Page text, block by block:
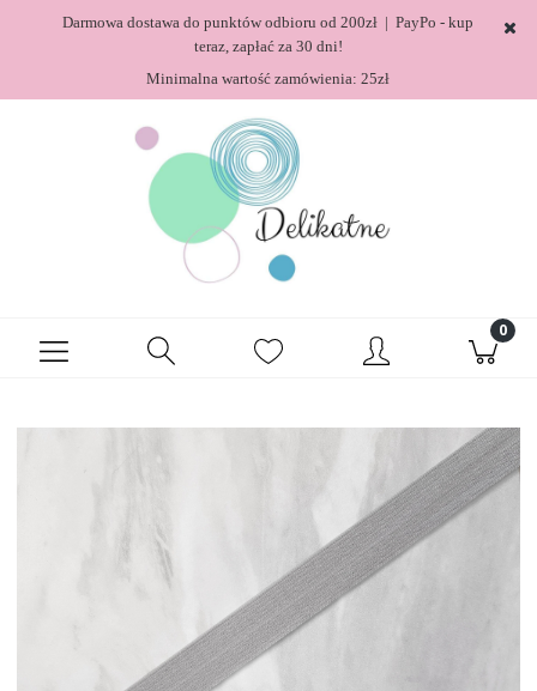
Darmowa dostawa do punktów odbioru od 200zł | PayPo - kup
teraz, zapłać za 30 dni!
Minimalna wartość zamówienia: 25zł